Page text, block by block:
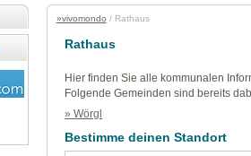
»vivomondo / Rathaus
Rathaus
Hier finden Sie alle kommunalen
Folgende Gemeinden sind bereits
» Wörgl
Bestimme deinen Standort